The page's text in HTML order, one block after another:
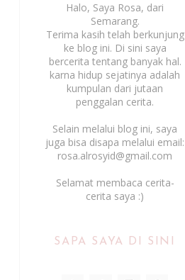
Halo, Saya Rosa, dari
Semarang.
Terima kasih telah berkunjung
ke blog ini. Di sini saya
bercerita tentang banyak hal.
karna hidup sejatinya adalah
kumpulan dari jutaan
penggalan cerita.
Selain melalui blog ini, saya
juga bisa disapa melalui email:
rosa.alrosyid@gmail.com
Selamat membaca cerita-
cerita saya :)
SAPA SAYA DI SINI